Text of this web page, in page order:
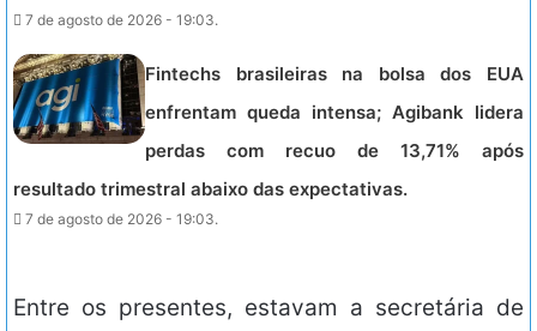
7 de agosto de 2026 - 19:03.
Fintechs brasileiras na bolsa dos EUA
enfrentam queda intensa; Agibank lidera
perdas com recuo de 13,71% após
resultado trimestral abaixo das expectativas.
7 de agosto de 2026 - 19:03.
Entre os presentes, estavam a secretária de